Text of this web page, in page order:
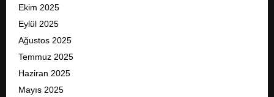
Ekim 2025
Eylül 2025
Ağustos 2025
Temmuz 2025
Haziran 2025
Mayıs 2025